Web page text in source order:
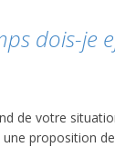
dois-je
de votre
proposition